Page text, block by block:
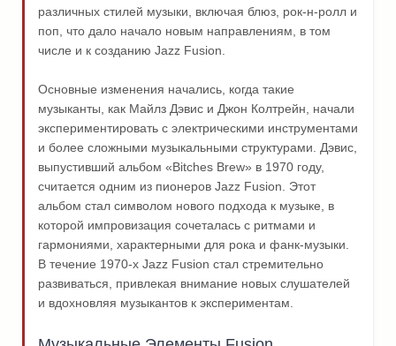
различных стилей музыки, включая блюз, рок-н-ролл и
поп, что дало начало новым направлениям, в том
числе и к созданию Jazz Fusion.
Основные изменения начались, когда такие
музыканты, как Майлз Дэвис и Джон Колтрейн, начали
экспериментировать с электрическими инструментами
и более сложными музыкальными структурами. Дэвис,
выпустивший альбом «Bitches Brew» в 1970 году,
считается одним из пионеров Jazz Fusion. Этот
альбом стал символом нового подхода к музыке, в
которой импровизация сочеталась с ритмами и
гармониями, характерными для рока и фанк-музыки.
В течение 1970-х Jazz Fusion стал стремительно
развиваться, привлекая внимание новых слушателей
и вдохновляя музыкантов к экспериментам.